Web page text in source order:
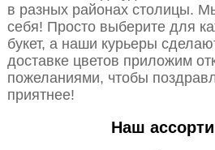
в разных районах столицы.
себя! Просто выберите для
букет, а наши курьеры
доставке цветов приложим
пожеланиями, чтобы
приятнее!
Наш